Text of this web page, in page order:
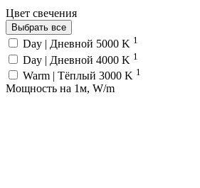
Цвет свечения
Выбрать все
Day | Дневной 5000 K 1
Day | Дневной 4000 K 1
Warm | Тёплый 3000 K 1
Мощность на 1м, W/m